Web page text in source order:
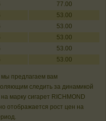
77.00
53.00
53.00
53.00
53.00
53.00
мы предлагаем вам
следить за динамикой
марку сигарет RICHMOND
отображается рост цен на